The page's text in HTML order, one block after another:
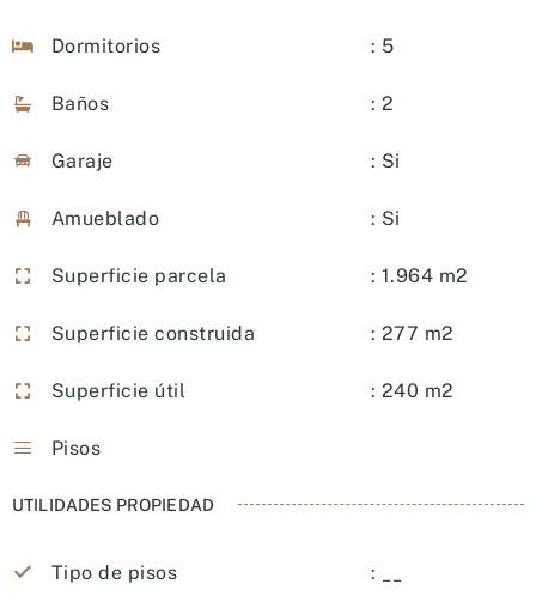
Dormitorios
Baños
Garaje
Amueblado
: 5
: 2
: Si
: Si
Superficie parcela
Superficie construida
Superficie útil
Pisos
: 1.964 m2
: 277 m2
: 240 m2
UTILIDADES PROPIEDAD
Tipo de pisos : __